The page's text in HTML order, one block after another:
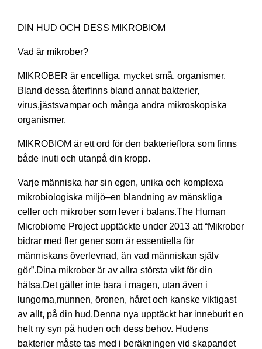
DIN HUD OCH DESS MIKROBIOM
Vad är mikrober?
MIKROBER är encelliga, mycket små, organismer.
Bland dessa återfinns bland annat bakterier,
virus,jästsvampar och många andra mikroskopiska
organismer.
MIKROBIOM är ett ord för den bakterieflora som finns
både inuti och utanpå din kropp.
Varje människa har sin egen, unika och komplexa
mikrobiologiska miljö–en blandning av mänskliga
celler och mikrober som lever i balans.The Human
Microbiome Project upptäckte under 2013 att “Mikrober
bidrar med fler gener som är essentiella för
människans överlevnad, än vad människan själv
gör”.Dina mikrober är av allra största vikt för din
hälsa.Det gäller inte bara i magen, utan även i
lungorna,munnen, öronen, håret och kanske viktigast
av allt, på din hud.Denna nya upptäckt har inneburit en
helt ny syn på huden och dess behov. Hudens
bakterier måste tas med i beräkningen vid skapandet